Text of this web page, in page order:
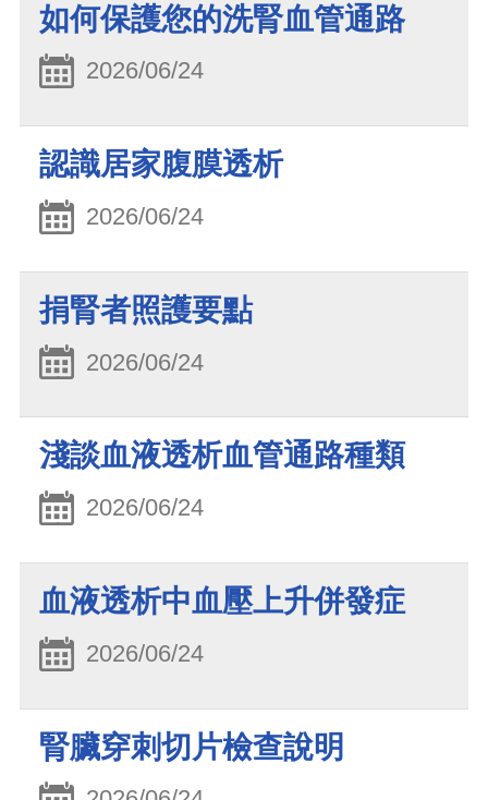
如何保護您的洗腎血管通路
2026/06/24
認識居家腹膜透析
2026/06/24
捐腎者照護要點
2026/06/24
淺談血液透析血管通路種類
2026/06/24
血液透析中血壓上升併發症
2026/06/24
腎臟穿刺切片檢查說明